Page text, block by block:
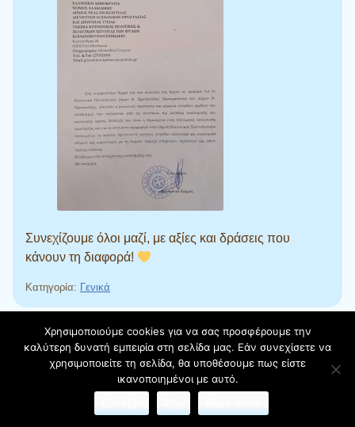
Συνεχίζουμε όλοι μαζί, με αξίες και δράσεις που
κάνουν τη διαφορά!
Κατηγορία: Γενικά
Πλοήγηση άρθρων
Προηγούμενα άρθρα
Αναζήτηση
Χρησιμοποιούμε cookies για να σας προσφέρουμε την
καλύτερη δυνατή εμπειρία στη σελίδα μας. Εάν συνεχίσετε να
χρησιμοποιείτε τη σελίδα, θα υποθέσουμε πως είστε
ικανοποιημένοι με αυτό.